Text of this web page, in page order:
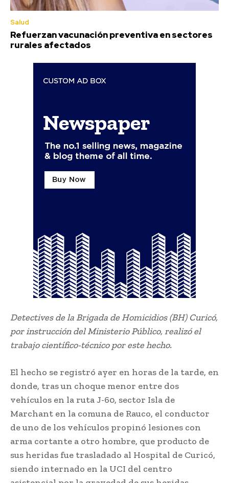
Salud
Refuerzan vacunación preventiva en sectores
rurales afectados
Detectives de la Brigada de Homicidios (BH) Curicó,
por instrucción del Ministerio Público, realizó el
trabajo científico-técnico por este hecho.
El hecho se registró ayer en horas de la tarde, en
donde, tras un choque menor entre dos
vehículos en la ruta J-60, sector Isla de
Marchant en la comuna de Rauco, el conductor
de uno de los vehículos propinó lesiones con
arma cortante a otro hombre, que producto de
sus heridas fue trasladado al Hospital de Curicó,
siendo internado en la UCI del centro